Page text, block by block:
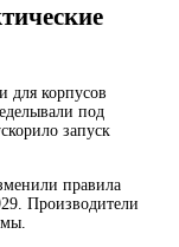
для корпусов
под
запуск
правила
Производители